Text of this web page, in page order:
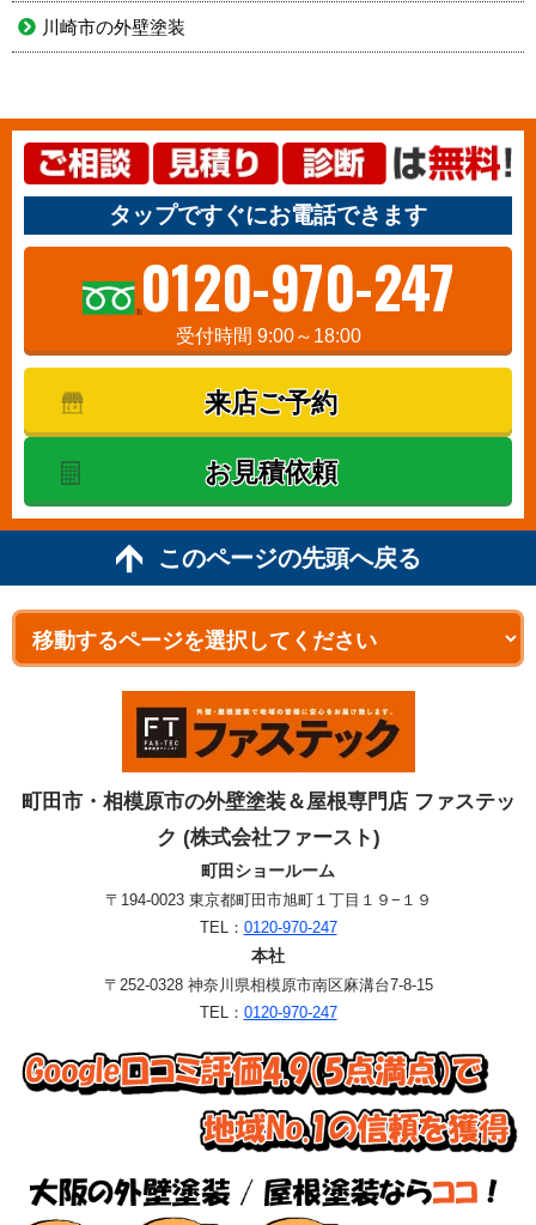
川崎市の外壁塗装
タップですぐにお電話できます
0120-970-247
受付時間 9:00～18:00
来店ご予約
お見積依頼
このページの先頭へ戻る
町田市・相模原市の外壁塗装＆屋根専門店 ファステッ
ク (株式会社ファースト)
町田ショールーム
〒194-0023 東京都町田市旭町１丁目１９−１９
TEL： 0120-970-247
本社
〒252-0328 神奈川県相模原市南区麻溝台7-8-15
TEL： 0120-970-247